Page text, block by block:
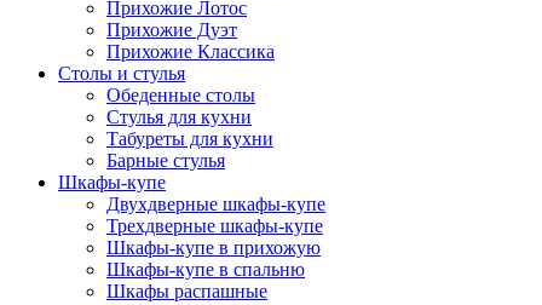
Прихожие Лотос
Прихожие Дуэт
Прихожие Классика
Столы и стулья
Обеденные столы
Стулья для кухни
Табуреты для кухни
Барные стулья
Шкафы-купе
Двухдверные шкафы-купе
Трехдверные шкафы-купе
Шкафы-купе в прихожую
Шкафы-купе в спальню
Шкафы распашные